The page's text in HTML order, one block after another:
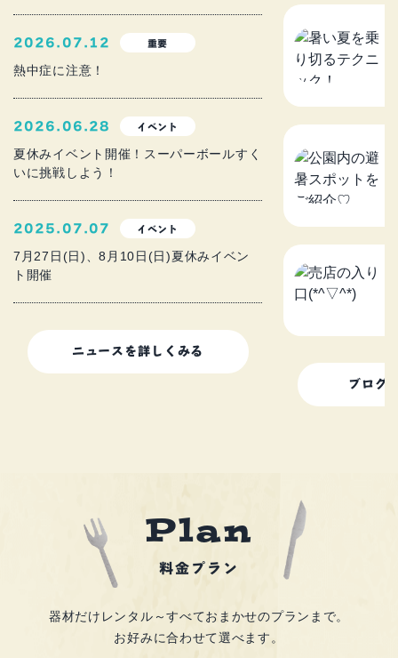
2026.07.12 重要
熱中症に注意！
2026.06.28 イベント
夏休みイベント開催！スーパーボールすく
いに挑戦しよう！
2025.07.07 イベント
7月27日(日)、8月10日(日)夏休みイベン
ト開催
ニュースを詳しくみる
ブログ
Plan
料金プラン
器材だけレンタル～すべておまかせのプランまで。
お好みに合わせて選べます。